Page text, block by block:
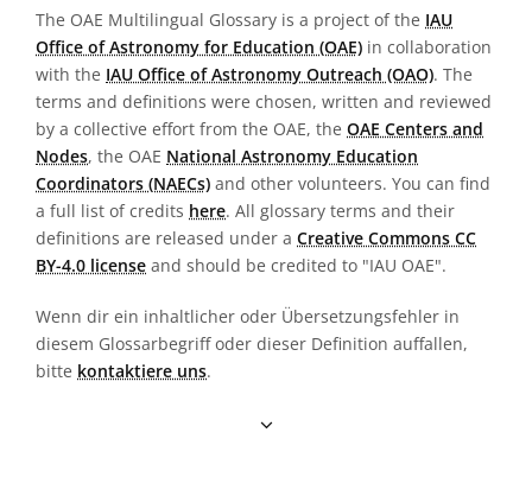
The OAE Multilingual Glossary is a project of the IAU
Office of Astronomy for Education (OAE) in collaboration
with the IAU Office of Astronomy Outreach (OAO). The
terms and definitions were chosen, written and reviewed
by a collective effort from the OAE, the OAE Centers and
Nodes, the OAE National Astronomy Education
Coordinators (NAECs) and other volunteers. You can find
a full list of credits here. All glossary terms and their
definitions are released under a Creative Commons CC
BY-4.0 license and should be credited to "IAU OAE".
Wenn dir ein inhaltlicher oder Übersetzungsfehler in
diesem Glossarbegriff oder dieser Definition auffallen,
bitte kontaktiere uns.